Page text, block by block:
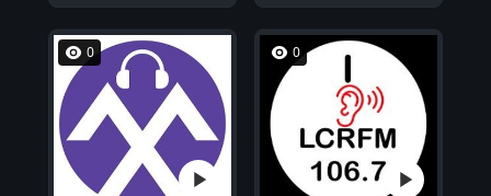
0 0